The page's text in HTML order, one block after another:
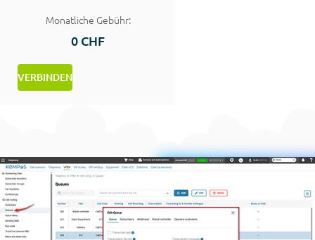
Monatliche Gebühr:
0 CHF
VERBINDEN